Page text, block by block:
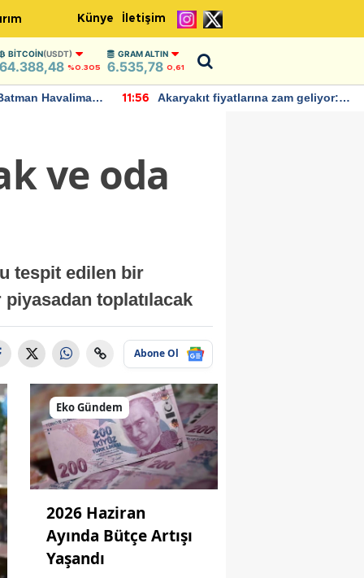
Künye İletişim
BITCOIN(USDT)
64.388,48 %0.305
GRAM ALTIN
6.535,78 0,61
Havalimanı
11:56
Akaryakıt fiyatlarına zam geliyor:
ve oda
tespit edilen bir
toplatılacak
Abone Ol
Eko Gündem
2026 Haziran
Ayında Bütçe Artışı
Yaşandı